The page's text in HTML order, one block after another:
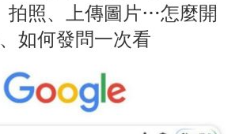
拍照、上傳圖片…怎麼開
如何發問一次看